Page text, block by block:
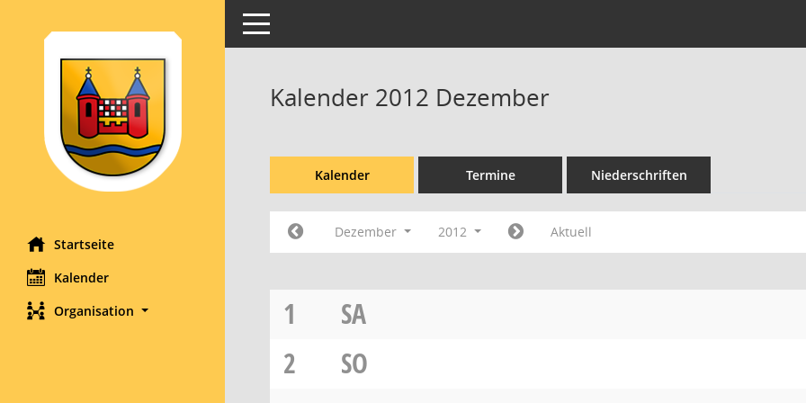
Startseite
Kalender
Organisation
Toggle navigation
Kalender 2012 Dezember
Kalender Termine Niederschriften
Dezember 2012 Aktuell
1
SA
2
SO